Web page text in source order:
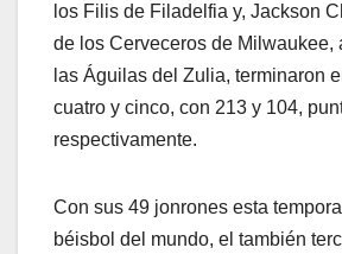
los Filis de Filadelfia y, Jackson
de los Cerveceros de Milwaukee,
las Águilas del Zulia, terminaron
cuatro y cinco, con 213 y 104,
respectivamente.
Con sus 49 jonrones esta
béisbol del mundo, el también